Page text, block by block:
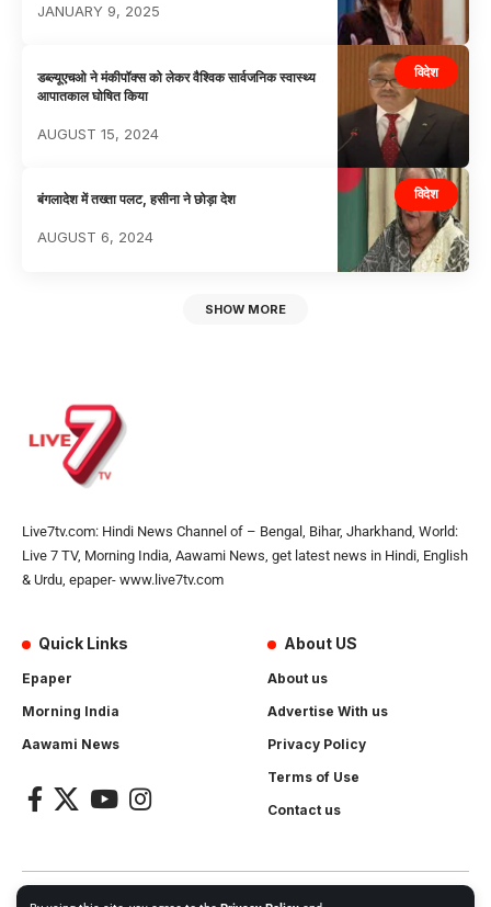
JANUARY 9, 2025
विदेश
डब्ल्यूएचओ ने मंकीपॉक्स को लेकर वैश्विक सार्वजनिक स्वास्थ्य
आपातकाल घोषित किया
AUGUST 15, 2024
विदेश
बंगलादेश में तख्ता पलट, हसीना ने छोड़ा देश
AUGUST 6, 2024
SHOW MORE
Live7tv.com: Hindi News Channel of – Bengal, Bihar, Jharkhand, World:
Live 7 TV, Morning India, Aawami News, get latest news in Hindi, English
& Urdu, epaper- www.live7tv.com
Quick Links
Epaper
Morning India
Aawami News
About US
About us
Advertise With us
Privacy Policy
Terms of Use
Contact us